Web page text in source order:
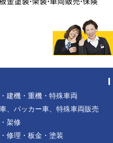
建機・重機・特殊車両
、パッカー車、特殊車両販売
架修
修理・板金・塗装